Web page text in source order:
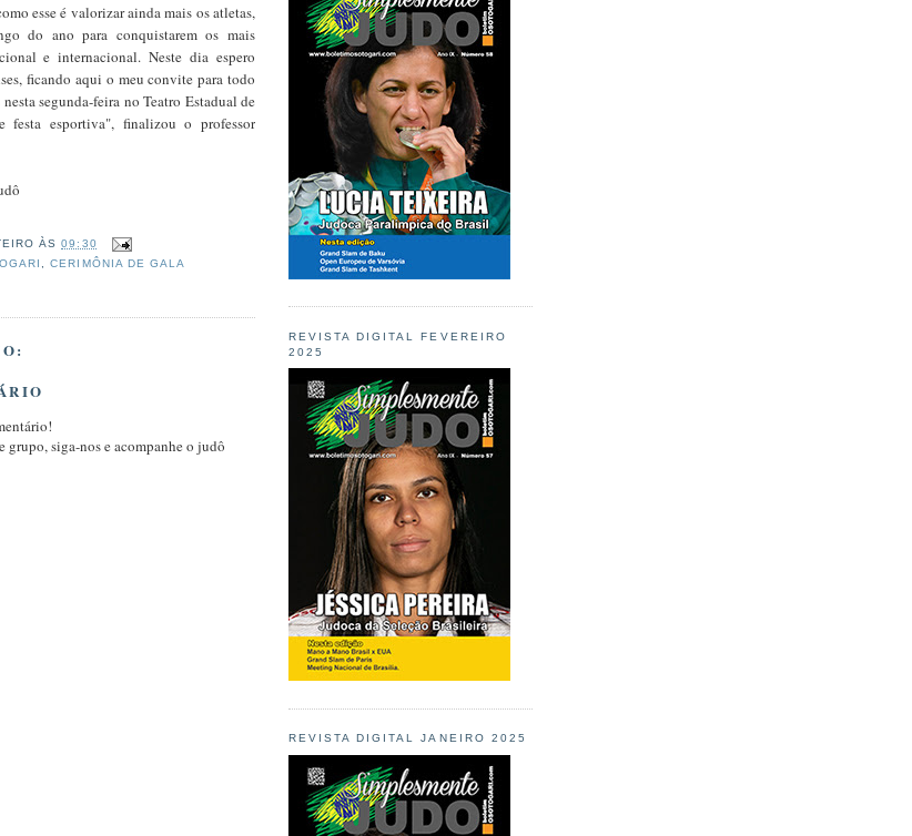
esse é valorizar ainda mais os atletas,
do ano para conquistarem os mais
e internacional. Neste dia espero
ficando aqui o meu convite para todo
segunda-feira no Teatro Estadual de
festa esportiva", finalizou o professor
ÀS09:30
,CERIMÔNIA DE GALA
grupo, siga-nos e acompanhe o judô
REVISTA DIGITAL FEVEREIRO
2025
REVISTA DIGITAL JANEIRO 2025